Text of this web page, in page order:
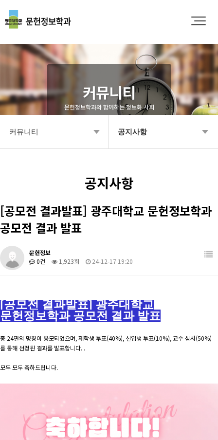
커뮤니티
문헌정보학과와 함께하는 정보화 사회
커뮤니티
대학원
학생활동
장학/취업
커뮤니티
공지사항
Q&A
영상갤러리
학과소식 갤러리
도서관계 소식
공지사항
[공모전 결과발표] 광주대학교 문헌정보학과
공모전 결과 발표
문헌정보
0건
1,923회 24-12-17 19:20
[공모전 결과발표] 광주대학교
문헌정보학과 공모전 결과 발표
총 24편의 명칭이 응모되었으며, 재학생 투표(40%), 신입생 투표(10%), 교수 심사(50%)
를 통해 선정된 결과를 발표합니다. .
모두 모두 축하드립니다.